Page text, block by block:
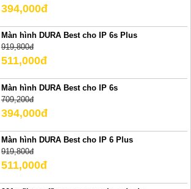
394,000đ
Màn hình DURA Best cho IP 6s Plus
919,800đ
511,000đ
Màn hình DURA Best cho IP 6s
709,200đ
394,000đ
Màn hình DURA Best cho IP 6 Plus
919,800đ
511,000đ